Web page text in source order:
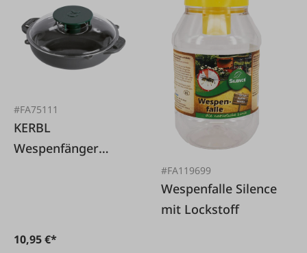
#FA75111
KERBL
Wespenfänger
10,95 €*
#FA119699
Wespenfalle Silence
mit Lockstoff